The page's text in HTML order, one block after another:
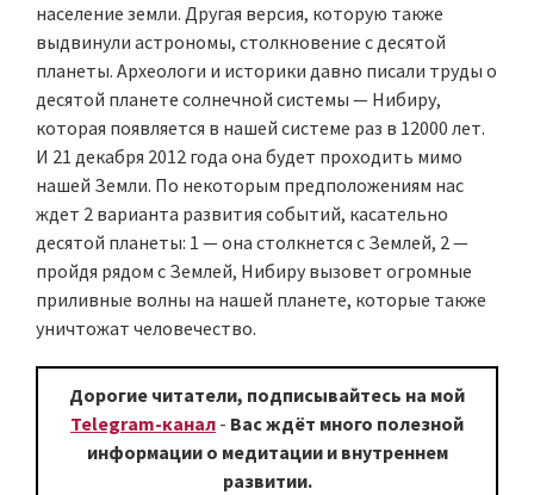
население земли. Другая версия, которую также
выдвинули астрономы, столкновение с десятой
планеты. Археологи и историки давно писали труды о
десятой планете солнечной системы — Нибиру,
которая появляется в нашей системе раз в 12000 лет.
И 21 декабря 2012 года она будет проходить мимо
нашей Земли. По некоторым предположениям нас
ждет 2 варианта развития событий, касательно
десятой планеты: 1 — она столкнется с Землей, 2 —
пройдя рядом с Землей, Нибиру вызовет огромные
приливные волны на нашей планете, которые также
уничтожат человечество.
Дорогие читатели, подписывайтесь на мой
Telegram-канал - Вас ждёт много полезной
информации о медитации и внутреннем
развитии.